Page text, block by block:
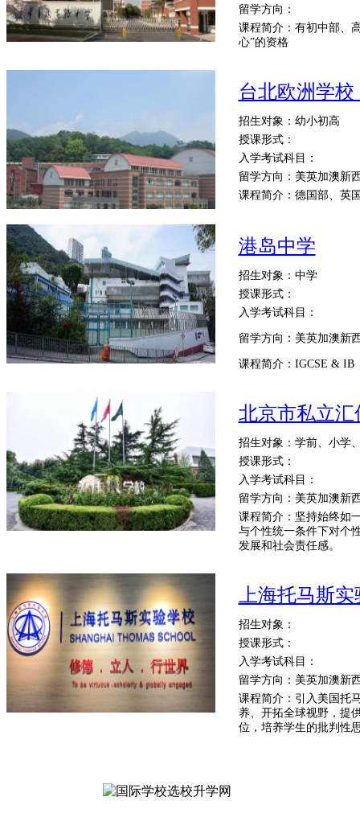
留学方向：
课程简介：有初中部、
心”的资格
台北欧洲学校
招生对象：幼小初高
授课形式：
入学考试科目：
留学方向：美英加澳新
课程简介：德国部、英
港岛中学
招生对象：中学
授课形式：
入学考试科目：
留学方向：美英加澳新
课程简介：IGCSE & IB
北京市私立汇
招生对象：学前、小学
授课形式：
入学考试科目：
留学方向：美英加澳新
课程简介：坚持始终如
与个性统一条件下对个
发展和社会责任感。
上海托马斯
招生对象：
授课形式：
入学考试科目：
留学方向：美英加澳新
课程简介：引入美国托
养、开拓全球视野，提
位，培养学生的批判性